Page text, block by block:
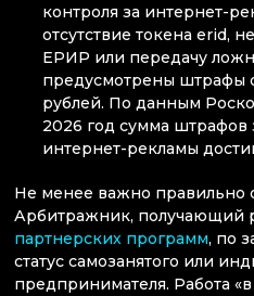
контроля за интернет-
отсутствие токена erid,
ЕРИР или передачу
предусмотрены штрафы
рублей. По данным
2026 год сумма
интернет-рекламы
Не менее важно правильно
Арбитражник, получающий
партнерских программ, по
статус самозанятого или
предпринимателя. Работа